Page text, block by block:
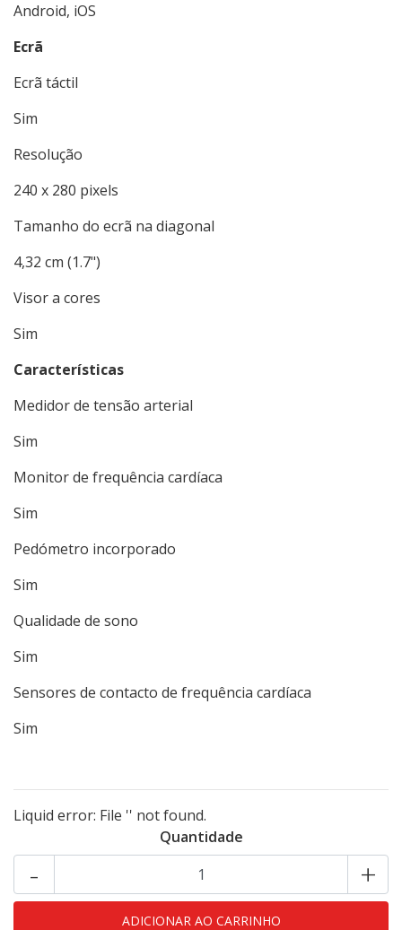
Android, iOS
Ecrã
Ecrã táctil
Sim
Resolução
240 x 280 pixels
Tamanho do ecrã na diagonal
4,32 cm (1.7")
Visor a cores
Sim
Características
Medidor de tensão arterial
Sim
Monitor de frequência cardíaca
Sim
Pedómetro incorporado
Sim
Qualidade de sono
Sim
Sensores de contacto de frequência cardíaca
Sim
Liquid error: File '' not found.
Quantidade
+
-